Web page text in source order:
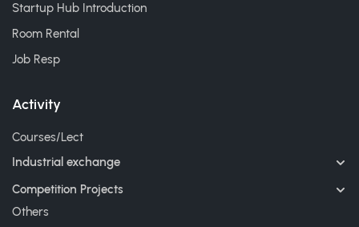
Startup Hub Introduction
Room Rental
Job Resp
Activity
Courses/Lect
Industrial exchange
Competition Projects
Others